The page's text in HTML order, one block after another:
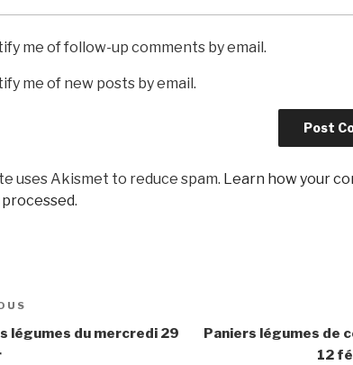
me of follow-up comments by email.
me of new posts by email.
uses Akismet to reduce spam. Learn how your
.
légumes du mercredi 29
Paniers légumes de
12